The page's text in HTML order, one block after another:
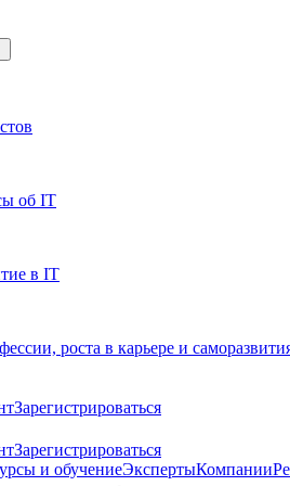
об IT
в IT
роста в карьере и
Зарегистрироваться
Зарегистрироваться
и обучениеЭкспертыКомпании